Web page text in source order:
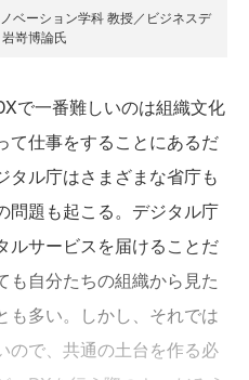
ベーション学科 教授／ビジネスデ
嵜博論氏
で一番難しいのは組織文化
て仕事をすることにあるだ
タル庁はさまざまな省庁も
問題も起こる。デジタル庁
ルサービスを届けることだ
も自分たちの組織から見た
も多い。しかし、それでは
ので、共通の土台を作る必